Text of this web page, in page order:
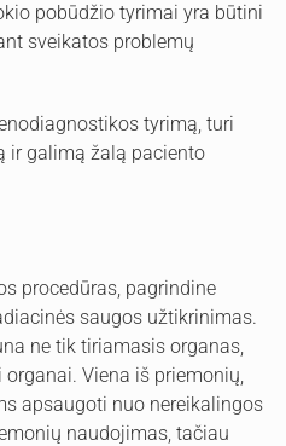
pobūdžio tyrimai yra būtini
sveikatos problemų
tyrimą, turi
ir galimą žalą paciento
procedūras, pagrindine
saugos užtikrinimas.
ne tik tiriamasis organas,
Viena iš priemonių,
apsaugoti nuo nereikalingos
naudojimas, tačiau